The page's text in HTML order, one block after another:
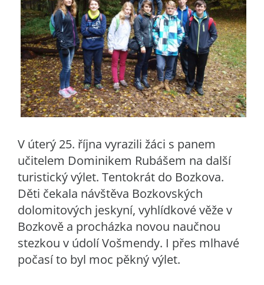
V úterý 25. října vyrazili žáci s panem
učitelem Dominikem Rubášem na další
turistický výlet. Tentokrát do Bozkova.
Děti čekala návštěva Bozkovských
dolomitových jeskyní, vyhlídkové věže v
Bozkově a procházka novou naučnou
stezkou v údolí Vošmendy. I přes mlhavé
počasí to byl moc pěkný výlet.